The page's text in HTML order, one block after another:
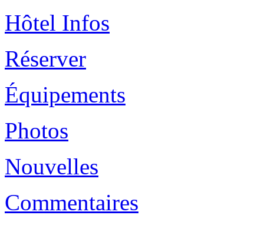
Hôtel Infos
Réserver
Équipements
Photos
Nouvelles
Commentaires